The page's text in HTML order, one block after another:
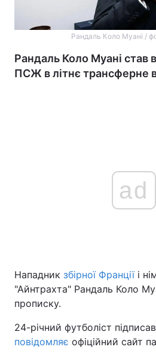
Головна
Економіка
Рандаль Коло Муані /
Рандаль Коло Муані став
ПСЖ в літнє трансферне
ad
Нападник збірної Франціїі
"Айнтрахта" Рандаль Коло
прописку.
24-річний футболіст
повідомляє офіційний сайт